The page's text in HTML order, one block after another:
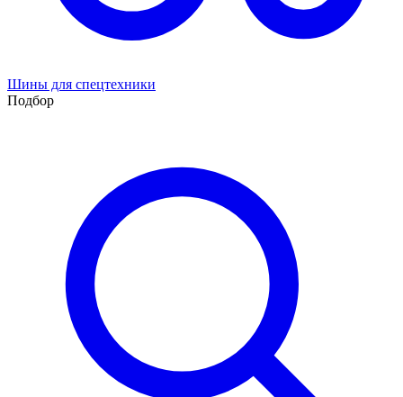
Шины для спецтехники
Подбор